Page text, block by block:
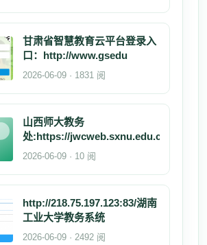
甘肃省智慧教育云平台登录入
口：http://www.gsedu
2026-06-09 · 1831 阅
山西师大教务
处:https://jwcweb.sxnu.edu.cn/
2026-06-09 · 10 阅
http://218.75.197.123:83/湖南
工业大学教务系统
2026-06-09 · 2492 阅